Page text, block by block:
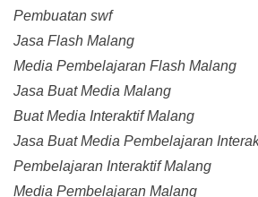
Pembuatan swf
Jasa Flash Malang
Media Pembelajaran Flash Malang
Jasa Buat Media Malang
Buat Media Interaktif Malang
Jasa Buat Media Pembelajaran
Pembelajaran Interaktif Malang
Media Pembelajaran Malang